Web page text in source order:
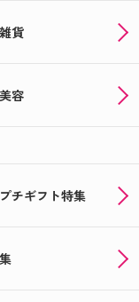
貨
容
チギフト特集